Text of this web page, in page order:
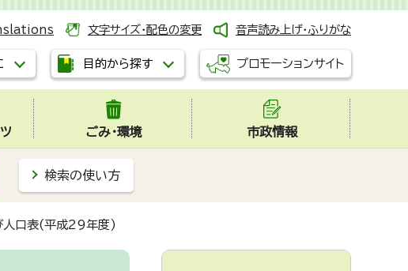
文字サイズ・配色の変更 音声読み上げ・ふりがな
目的から探す プロモーションサイト
ごみ・環境 市政情報
検索の使い方
人口表(平成29年度)